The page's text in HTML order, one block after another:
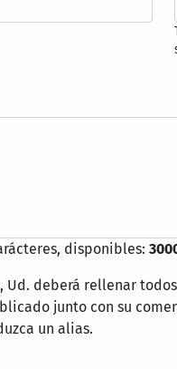
disponibles:
Ud. deberá rellenar
junto con su
un alias.